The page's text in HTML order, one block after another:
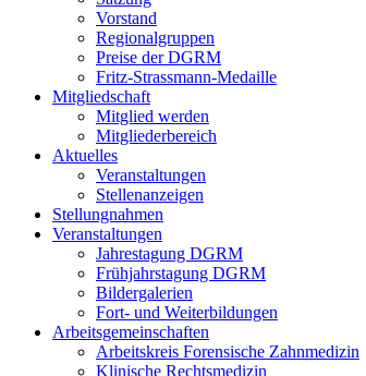
Vorstand
Regionalgruppen
Preise der DGRM
Fritz-Strassmann-Medaille
Mitgliedschaft
Mitglied werden
Mitgliederbereich
Aktuelles
Veranstaltungen
Stellenanzeigen
Stellungnahmen
Veranstaltungen
Jahrestagung DGRM
Frühjahrstagung DGRM
Bildergalerien
Fort- und Weiterbildungen
Arbeitsgemeinschaften
Arbeitskreis Forensische Zahnmedizin
Klinische Rechtsmedizin